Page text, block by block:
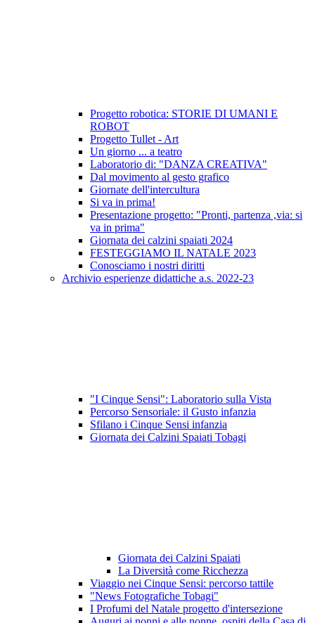
Progetto robotica: STORIE DI UMANI E
ROBOT
Progetto Tullet - Art
Un giorno ... a teatro
Laboratorio di: "DANZA CREATIVA"
Dal movimento al gesto grafico
Giornate dell'intercultura
Si va in prima!
Presentazione progetto: "Pronti, partenza ,via: si
va in prima"
Giornata dei calzini spaiati 2024
FESTEGGIAMO IL NATALE 2023
Conosciamo i nostri diritti
Archivio esperienze didattiche a.s. 2022-23
"I Cinque Sensi": Laboratorio sulla Vista
Percorso Sensoriale: il Gusto infanzia
Sfilano i Cinque Sensi infanzia
Giornata dei Calzini Spaiati Tobagi
Giornata dei Calzini Spaiati
La Diversità come Ricchezza
Viaggio nei Cinque Sensi: percorso tattile
"News Fotografiche Tobagi"
I Profumi del Natale progetto d'intersezione